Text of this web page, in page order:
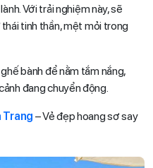
Với trải nghiệm này, sẽ
tinh thần, mệt mỏi trong
bành để nằm tắm nắng,
đang chuyển động.
Trang – Vẻ đẹp hoang sơ say